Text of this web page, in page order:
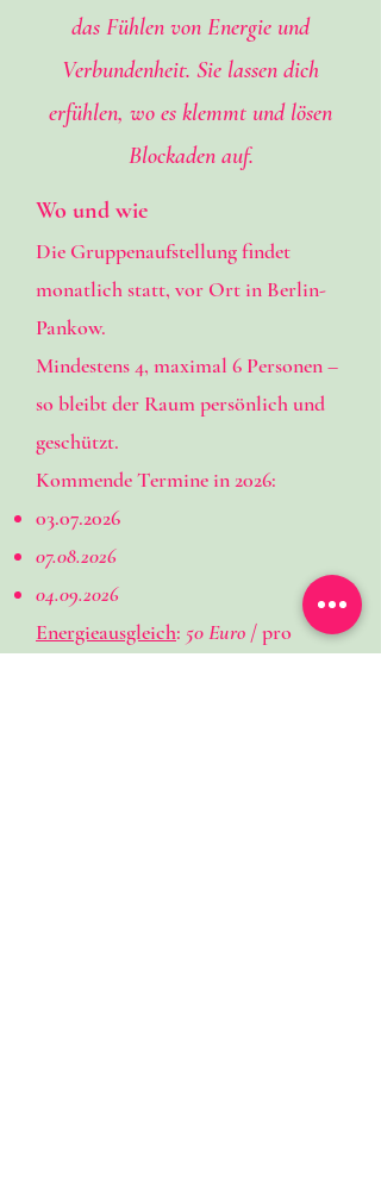
das Fühlen von Energie und
Verbundenheit. Sie lassen dich
erfühlen, wo es klemmt und lösen
Blockaden auf.
Wo und wie
Die Gruppenaufstellung findet
monatlich statt, vor Ort in Berlin-
Pankow.
Mindestens 4, maximal 6 Personen –
so bleibt der Raum persönlich und
geschützt.
Kommende Termine in 2026:
03.07.2026
07.08.2026
04.09.2026
Energieausgleich: 50 Euro / pro